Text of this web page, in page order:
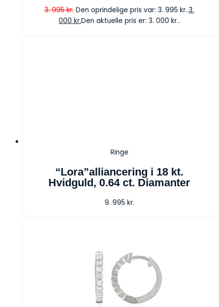
3. 995kr. Den oprindelige pris var: 3. 995 kr..3.
000 kr.Den aktuelle pris er: 3. 000 kr..
Ringe
“Lora”alliancering i 18 kt.
Hvidguld, 0.64 ct. Diamanter
9. 995 kr.